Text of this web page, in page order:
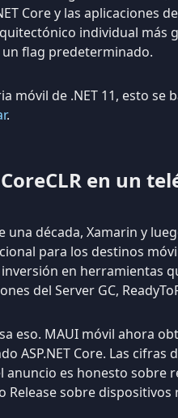
Core y las aplicaciones
individual más
flag predeterminado.
móvil de .NET 11, esto se
.
en un
década, Xamarin y
para los destinos
en herramientas
del Server GC,
eso. MAUI móvil ahora
ASP.NET Core. Las
anuncio es honesto
Release sobre